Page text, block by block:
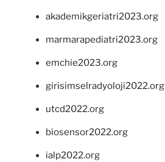
akademikgeriatri2023.org
marmarapediatri2023.org
emchie2023.org
girisimselradyoloji2022.org
utcd2022.org
biosensor2022.org
ialp2022.org